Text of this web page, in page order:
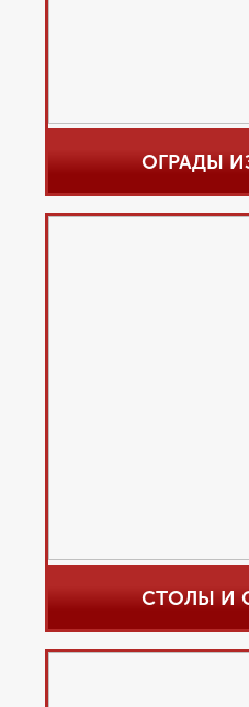
ОГРАДЫ
СТОЛЫ И